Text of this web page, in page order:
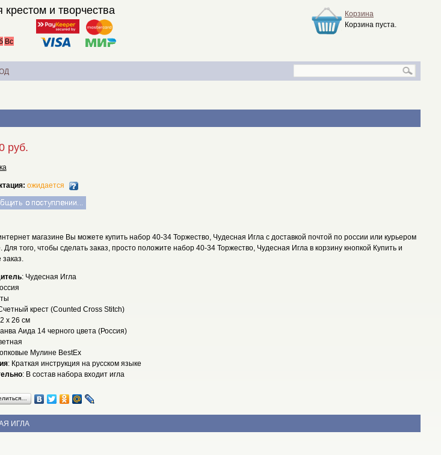
и творчества
Вс
Корзина
Корзина пуста.
руб.
ожидается
магазине Вы можете купить набор 40-34 Торжество, Чудесная Игла с доставкой почтой по россии или курьером
Для того, чтобы сделать заказ, просто положите набор 40-34 Торжество, Чудесная Игла в корзину кнопкой Купить и
: Чудесная Игла
крест (Counted Cross Stitch)
x 26 см
Аида 14 черного цвета (Россия)
Мулине BestEx
: Краткая инструкция на русском языке
: В состав набора входит игла
ИГЛА